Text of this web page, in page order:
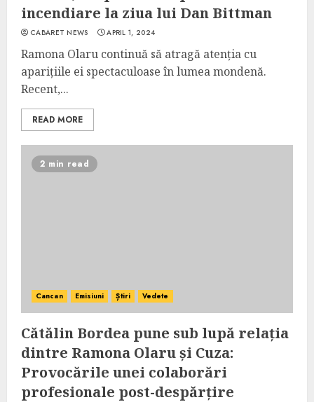
incendiare la ziua lui Dan Bittman
CABARET NEWS APRIL 1, 2024
Ramona Olaru continuă să atragă atenția cu
aparițiile ei spectaculoase în lumea mondenă.
Recent,...
READ MORE
2 min read
Cancan Emisiuni Știri Vedete
Cătălin Bordea pune sub lupă relația
dintre Ramona Olaru și Cuza:
Provocările unei colaborări
profesionale post-despărțire